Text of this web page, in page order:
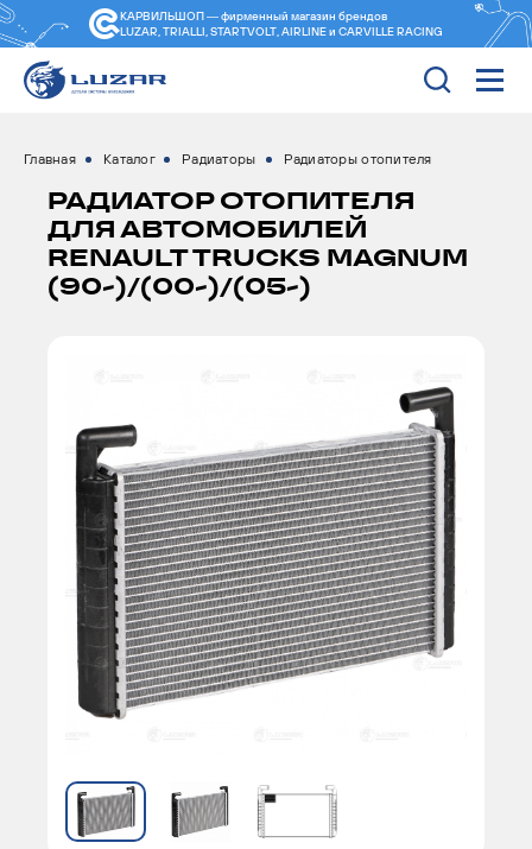
КАРВИЛЬШОП — фирменный магазин брендов
LUZAR, TRIALLI, STARTVOLT, AIRLINE и CARVILLE RACING
Главная Каталог Радиаторы Радиаторы отопителя
РАДИАТОР ОТОПИТЕЛЯ
ДЛЯ АВТОМОБИЛЕЙ
RENAULT TRUCKS MAGNUM
(90-)/(00-)/(05-)